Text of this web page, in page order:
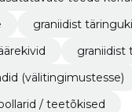
graniidist
graniidist
(välitingimustesse)
pollarid / teetõkised